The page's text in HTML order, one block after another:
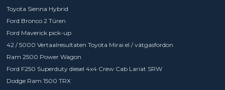
Toyota Sienna Hybrid
Ford Bronco 2 Türen
Ford Maverick pick-up
42 / 5000 Vertaalresultaten Toyota Mirai el / vätgasfordon
Ram 2500 Power Wagon
Ford F250 Superduty diesel 4x4 Crew Cab Lariat SRW
Dodge Ram 1500 TRX